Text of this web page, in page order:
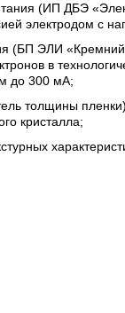
(ИП ДБЭ
электродом с
(БП ЭЛИ
в
до 300 мА;
толщины
кристалла;